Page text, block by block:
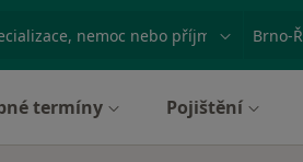
nemoc nebo příjmení
termíny Pojištění